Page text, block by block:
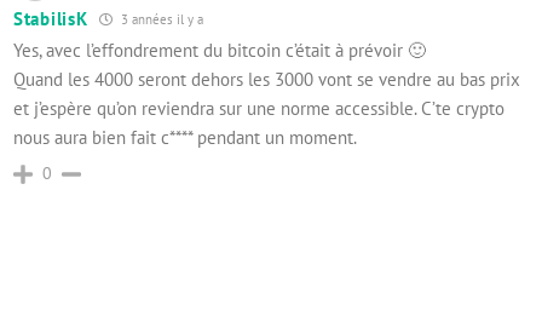
StabilisK 3 années il y a
Yes, avec l’effondrement du bitcoin c’était à prévoir 🙂
Quand les 4000 seront dehors les 3000 vont se vendre au bas prix
et j’espère qu’on reviendra sur une norme accessible. C’te crypto
nous aura bien fait c**** pendant un moment.
0